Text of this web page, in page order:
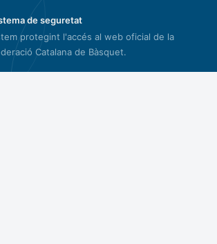
de seguretat
protegint l'accés al web oficial de la
Catalana de Bàsquet.